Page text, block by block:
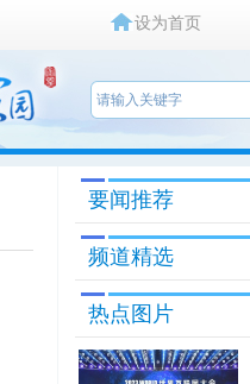
设为首页
要闻推荐
频道精选
热点图片